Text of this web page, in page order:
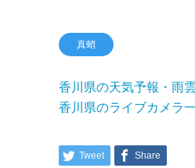
真蛸
香川県の天気予報・雨
香川県のライブカメラ
Tweet Share